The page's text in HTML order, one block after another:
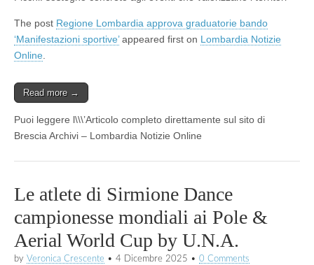
The post Regione Lombardia approva graduatorie bando
‘Manifestazioni sportive’appeared first on Lombardia Notizie
Online
Read more →
Puoi leggere l\\\’Articolo completo direttamente sul sito di
Brescia Archivi – Lombardia Notizie Online
Le atlete di Sirmione Dance
campionesse mondiali ai Pole &
Aerial World Cup by U.N.A.
by Veronica Crescente • 4 Dicembre 2025 • 0 Comments